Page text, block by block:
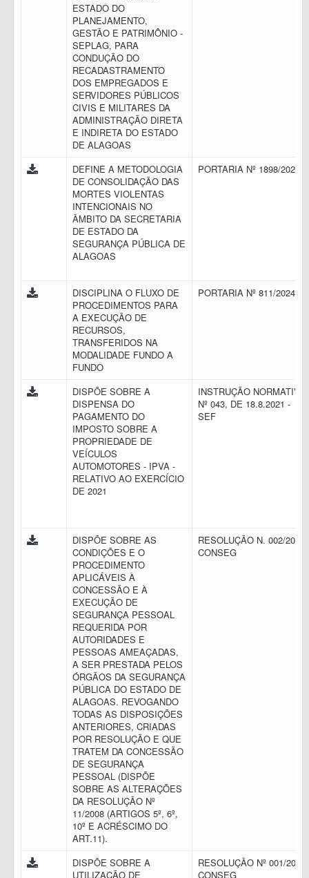
ESTADO DO
PLANEJAMENTO,
GESTÃO E PATRIMÔNIO -
SEPLAG, PARA
CONDUÇÃO DO
RECADASTRAMENTO
DOS EMPREGADOS E
SERVIDORES PÚBLICOS
CIVIS E MILITARES DA
ADMINISTRAÇÃO DIRETA
E INDIRETA DO ESTADO
DE ALAGOAS
DEFINE A METODOLOGIA
DE CONSOLIDAÇÃO DAS
MORTES VIOLENTAS
INTENCIONAIS NO
ÂMBITO DA SECRETARIA
DE ESTADO DA
SEGURANÇA PÚBLICA DE
ALAGOAS
PORTARIA Nº 1898/2023
DISCIPLINA O FLUXO DE
PROCEDIMENTOS PARA
A EXECUÇÃO DE
RECURSOS,
TRANSFERIDOS NA
MODALIDADE FUNDO A
FUNDO
PORTARIA Nº 811/2024
DISPÕE SOBRE A
DISPENSA DO
PAGAMENTO DO
IMPOSTO SOBRE A
PROPRIEDADE DE
VEÍCULOS
AUTOMOTORES - IPVA -
RELATIVO AO EXERCÍCIO
DE 2021
INSTRUÇÃO NORMATIVA
Nº 043, DE 18.8.2021 -
SEF
DISPÕE SOBRE AS
CONDIÇÕES E O
PROCEDIMENTO
APLICÁVEIS À
CONCESSÃO E À
EXECUÇÃO DE
SEGURANÇA PESSOAL
REQUERIDA POR
AUTORIDADES E
PESSOAS AMEAÇADAS,
A SER PRESTADA PELOS
ÓRGÃOS DA SEGURANÇA
PÚBLICA DO ESTADO DE
ALAGOAS. REVOGANDO
TODAS AS DISPOSIÇÕES
ANTERIORES, CRIADAS
POR RESOLUÇÃO E QUE
TRATEM DA CONCESSÃO
DE SEGURANÇA
PESSOAL (DISPÕE
SOBRE AS ALTERAÇÕES
DA RESOLUÇÃO Nº
11/2008 (ARTIGOS 5º, 6º,
10º E ACRÉSCIMO DO
ART.11).
RESOLUÇÃO N. 002/2016
CONSEG
DISPÕE SOBRE A
UTILIZAÇÃO DE
RESOLUÇÃO Nº 001/2016
CONSEG